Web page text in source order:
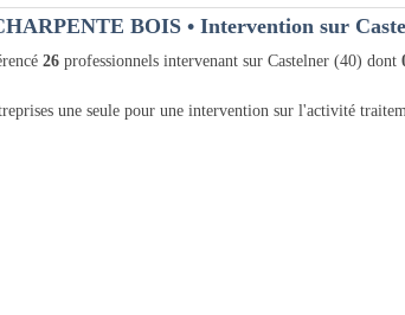
BOIS • Intervention sur
26 professionnels intervenant sur Castelner (40) dont
une seule pour une intervention sur l'activité